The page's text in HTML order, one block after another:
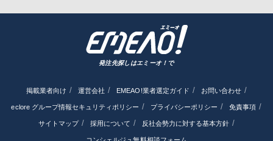
発注先探しはエミーオ！で
掲載業者向け 運営会社 EMEAO!業者選定ガイド お問い合わせ
eclore グループ情報セキュリティポリシー プライバシーポリシー 免責事項
サイトマップ 採用について 反社会勢力に対する基本方針
コンシェルジュ無料相談フォーム